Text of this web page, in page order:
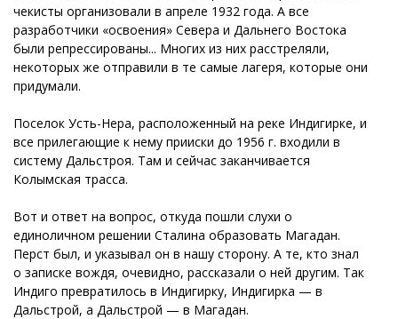
чекисты организовали в апреле 1932 года. А все
разработчики «освоения» Севера и Дальнего Востока
были репрессированы... Многих из них расстреляли,
некоторых же отправили в те самые лагеря, которые они
придумали.
Поселок Усть-Нера, расположенный на реке Индигирке, и
все прилегающие к нему прииски до 1956 г. входили в
систему Дальстроя. Там и сейчас заканчивается
Колымская трасса.
Вот и ответ на вопрос, откуда пошли слухи о
единоличном решении Сталина образовать Магадан.
Перст был, и указывал он в нашу сторону. А те, кто знал
о записке вождя, очевидно, рассказали о ней другим. Так
Индиго превратилось в Индигирку, Индигирка — в
Дальстрой, а Дальстрой — в Магадан.